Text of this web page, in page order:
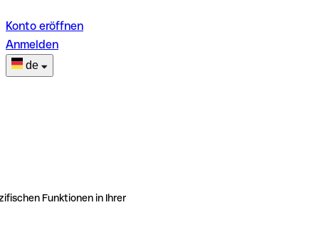
Konto eröffnen
Anmelden
de
Funktionen in Ihrer